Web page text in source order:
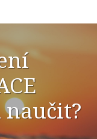
naučit?